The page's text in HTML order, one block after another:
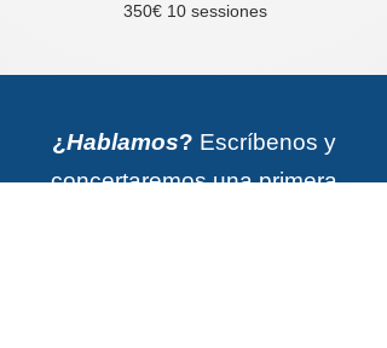
350€ 10 sessiones
¿Hablamos? Escríbenos y
concertaremos una primera